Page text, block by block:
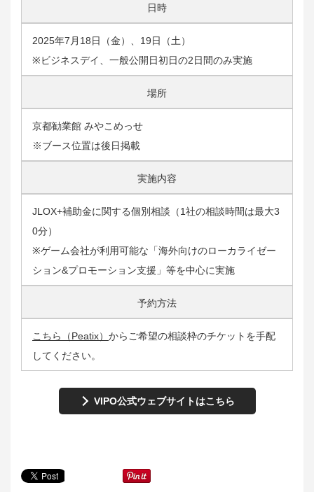
日時
2025年7月18日（金）、19日（土）
※ビジネスデイ、一般公開日初日の2日間のみ実施
場所
京都勧業館 みやこめっせ
※ブース位置は後日掲載
実施内容
JLOX+補助金に関する個別相談（1社の相談時間は最大3
0分）
※ゲーム会社が利用可能な「海外向けのローカライゼー
ション&プロモーション支援」等を中心に実施
予約方法
こちら（Peatix） からご希望の相談枠のチケットを手配
してください。
VIPO公式ウェブサイトはこちら